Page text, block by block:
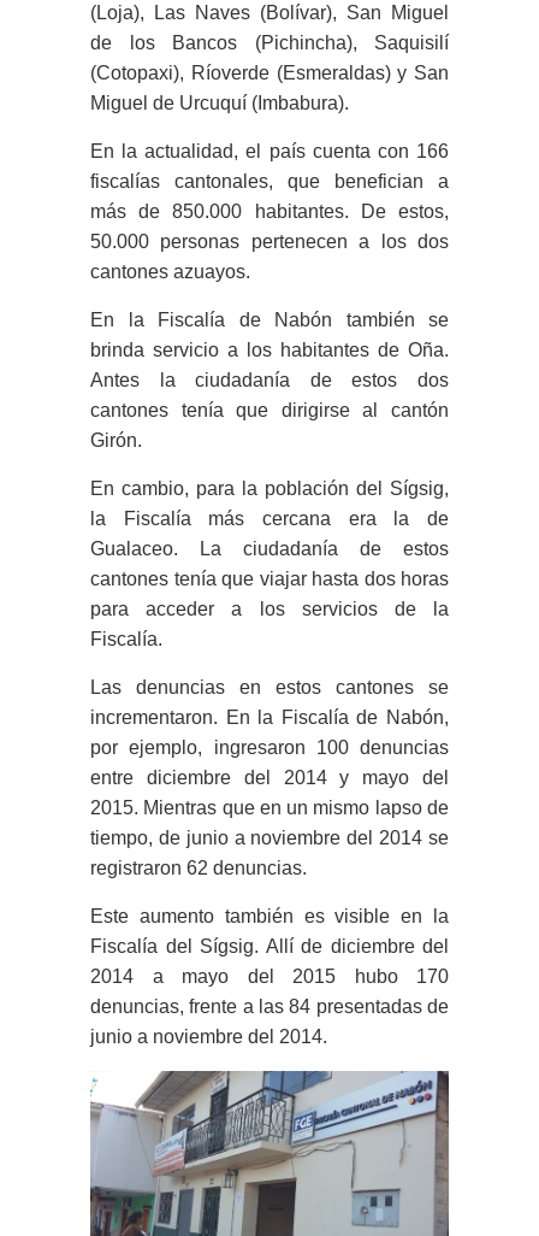
(Loja), Las Naves (Bolívar), San Miguel
de los Bancos (Pichincha), Saquisilí
(Cotopaxi), Ríoverde (Esmeraldas) y San
Miguel de Urcuquí (Imbabura).
En la actualidad, el país cuenta con 166
fiscalías cantonales, que benefician a
más de 850.000 habitantes. De estos,
50.000 personas pertenecen a los dos
cantones azuayos.
En la Fiscalía de Nabón también se
brinda servicio a los habitantes de Oña.
Antes la ciudadanía de estos dos
cantones tenía que dirigirse al cantón
Girón.
En cambio, para la población del Sígsig,
la Fiscalía más cercana era la de
Gualaceo. La ciudadanía de estos
cantones tenía que viajar hasta dos horas
para acceder a los servicios de la
Fiscalía.
Las denuncias en estos cantones se
incrementaron. En la Fiscalía de Nabón,
por ejemplo, ingresaron 100 denuncias
entre diciembre del 2014 y mayo del
2015. Mientras que en un mismo lapso de
tiempo, de junio a noviembre del 2014 se
registraron 62 denuncias.
Este aumento también es visible en la
Fiscalía del Sígsig. Allí de diciembre del
2014 a mayo del 2015 hubo 170
denuncias, frente a las 84 presentadas de
junio a noviembre del 2014.